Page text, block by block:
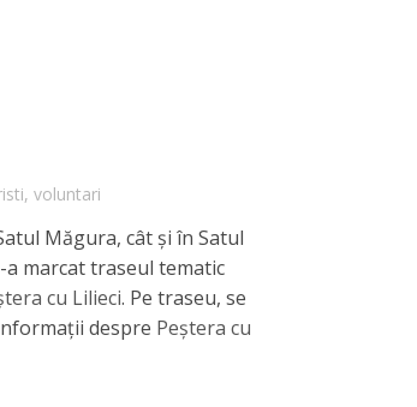
, voluntari
Măgura, cât și în Satul
a marcat traseul tematic
cu Lilieci. Pe traseu, se
despre Peștera cu